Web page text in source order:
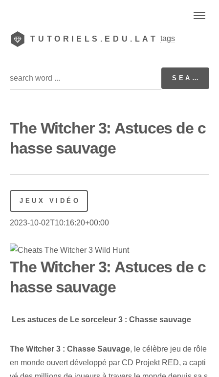
TUTORIELS.EDU.LAT tags
The Witcher 3: Astuces de c
hasse sauvage
JEUX VIDÉO
2023-10-02T10:16:20+00:00
The Witcher 3: Astuces de c
hasse sauvage
Les astuces⁤ de Le sorceleur ‌3 : Chasse sauvage
The Witcher 3 : Chasse Sauvage, le célèbre jeu de rôle
en monde ouvert développé par CD Projekt RED, a capti